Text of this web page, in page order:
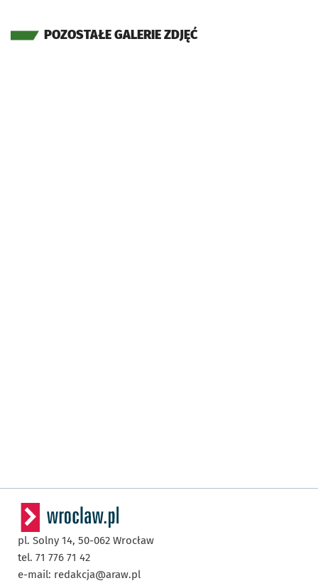
POZOSTAŁE GALERIE ZDJĘĆ
pl. Solny 14, 50-062 Wrocław
tel. 71 776 71 42
e-mail: redakcja@araw.pl